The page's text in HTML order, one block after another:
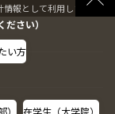
報として利用します。
さい）
い方
在学生（大学院）